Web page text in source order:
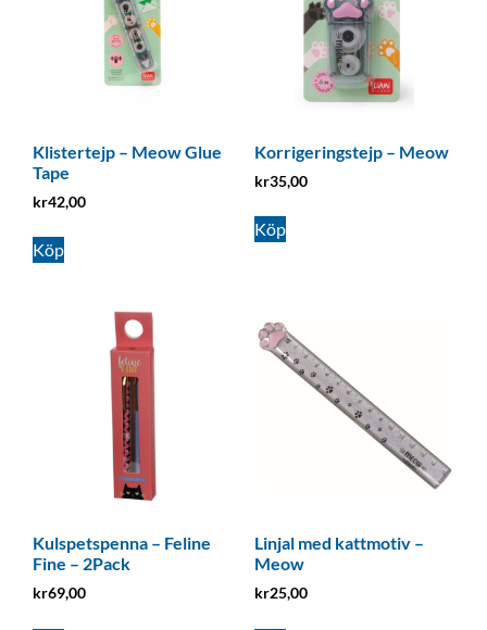
Klistertejp – Meow Glue
Tape
kr42,00
Köp
Korrigeringstejp – Meow
kr35,00
Köp
Kulspetspenna – Feline
Fine – 2Pack
kr69,00
Linjal med kattmotiv –
Meow
kr25,00